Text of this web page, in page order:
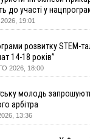
буде знято». На
обговорили, як
в Карпатах
які виявляє
тривають останні
найбільшу
Київ: чому
до участі у
себе»
19:01
розвитку STEM-
14-18 років”
2026, 18:00
молодь
арбітра
13:36